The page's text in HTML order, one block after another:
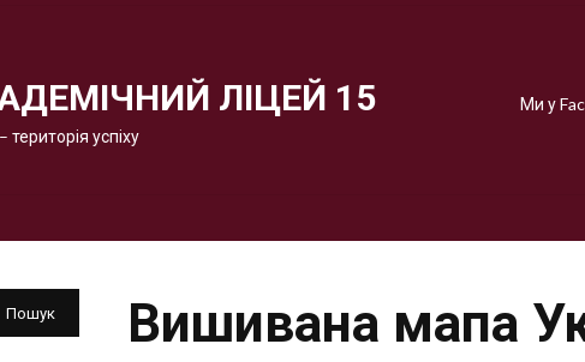
ЛІЦЕЙ 15
територія успіху
Ми у
Вишивана мапа
Пошук